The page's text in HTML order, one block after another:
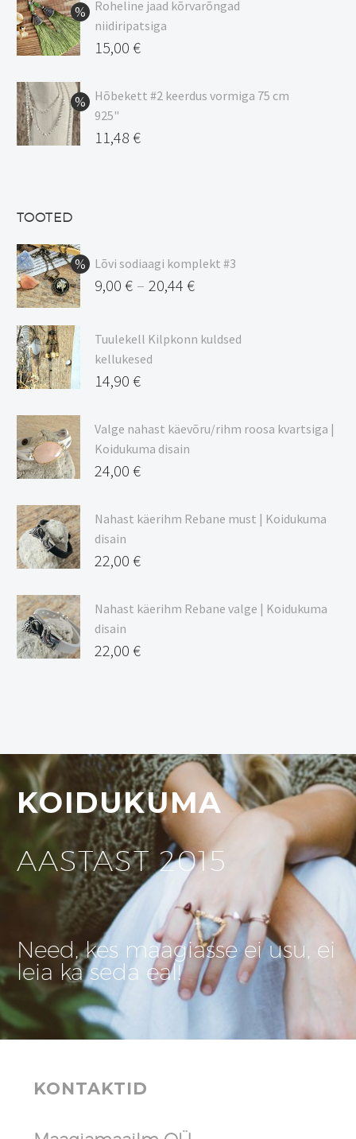
kuni
20,44 €
Roheline jaad kõrvarõngad
niidiripatsiga
Algne
oli:
17,00 €.
15,00 €
hind
on:
15,00 €.
Hõbekett #2 keerdus vormiga 75 cm
925"
Algne
11,48 €
TOOTED
Lõvi sodiaagi komplekt #3
9,00 € – 20,44 €
9,00 €
kuni
20,44 €
Tuulekell Kilpkonn kuldsed
kellukesed
14,90 €
Valge nahast käevõru/rihm roosa kvartsiga |
Koidukuma disain
24,00 €
Nahast käerihm Rebane must | Koidukuma
disain
22,00 €
Nahast käerihm Rebane valge | Koidukuma
disain
22,00 €
KOIDUKUMA
AASTAST 2015
Need, kes maagiasse ei usu, ei
leia ka seda eal!
KONTAKTID